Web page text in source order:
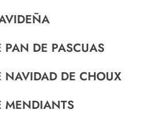
PAN DE PASCUAS
NAVIDAD DE CHOUX
MENDIANTS